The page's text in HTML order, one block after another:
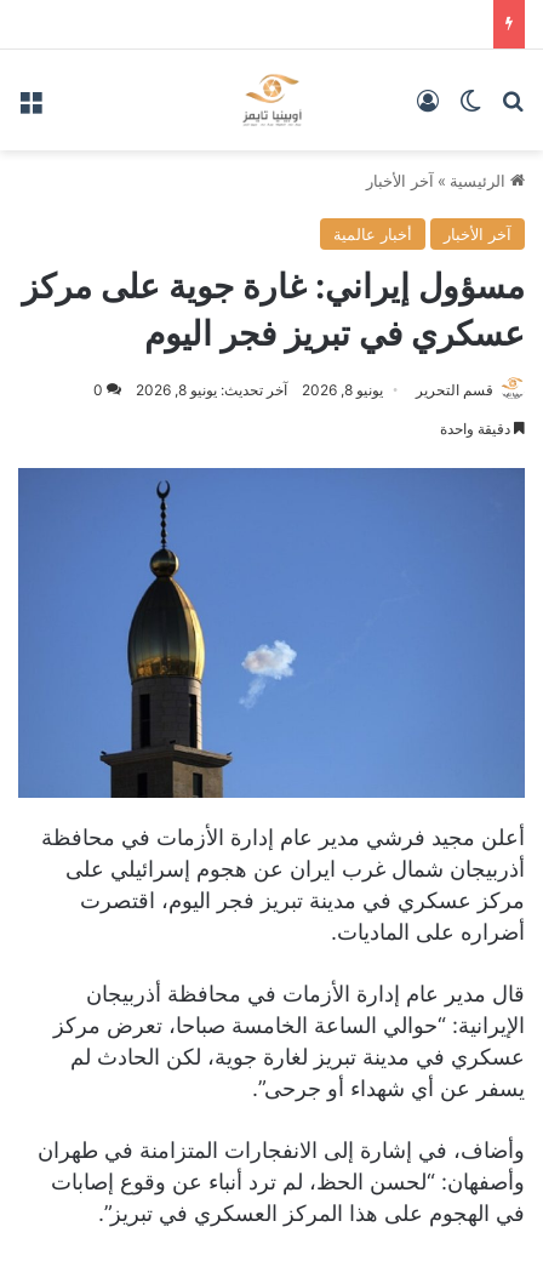
بحث عنالوضع المظلم
الرئيسية » آخر الأخبار
آخر الأخبار أخبار عالمية
مسؤول إيراني: غارة جوية على مركز
عسكري في تبريز فجر اليوم
قسم التحرير يونيو 8, 2026 آخر تحديث: يونيو 8, 2026 0
دقيقة واحدة
أعلن مجيد فرشي مدير عام إدارة الأزمات في محافظة
أذربيجان شمال غرب ايران عن هجوم إسرائيلي على
مركز عسكري في مدينة تبريز فجر اليوم، اقتصرت
أضراره على الماديات.
قال مدير عام إدارة الأزمات في محافظة أذربيجان
الإيرانية: “حوالي الساعة الخامسة صباحا، تعرض مركز
عسكري في مدينة تبريز لغارة جوية، لكن الحادث لم
يسفر عن أي شهداء أو جرحى”.
وأضاف، في إشارة إلى الانفجارات المتزامنة في طهران
وأصفهان: “لحسن الحظ، لم ترد أنباء عن وقوع إصابات
في الهجوم على هذا المركز العسكري في تبريز”.